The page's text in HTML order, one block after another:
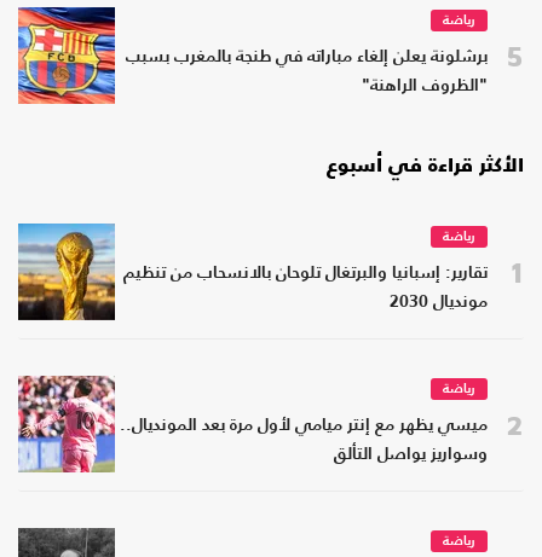
5
رياضة
برشلونة يعلن إلغاء مباراته في طنجة بالمغرب بسبب
"الظروف الراهنة"
الأكثر قراءة في أسبوع
1
رياضة
تقارير: إسبانيا والبرتغال تلوحان بالانسحاب من تنظيم
مونديال 2030
2
رياضة
ميسي يظهر مع إنتر ميامي لأول مرة بعد المونديال..
وسواريز يواصل التألق
رياضة